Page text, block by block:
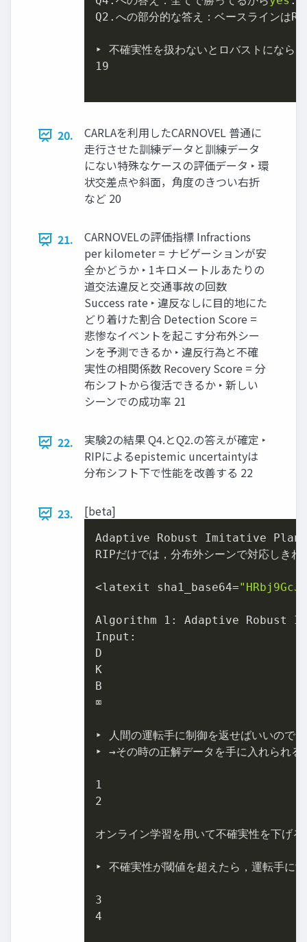
Q2.への部分的な答え：ベースラインは
‣ 不確実性を扱わないとロバストになら
19
20.
CARLAを利用したCARNOVEL 普通に
走行させた訓練データと訓練データ
にない特殊なケースの評価データ ‣ 環
状交差点や斜面，角度のきつい右折
など 20
21.
CARNOVELの評価指標 Infractions
per kilometer = ナビゲーションが安
全かどうか ‣ 1キロメートルあたりの
道交法違反と交通事故の回数
Success rate ‣ 違反なしに目的地にた
どり着けた割合 Detection Score =
悲惨なイベントを起こす分布外シー
ンを予測できるか ‣ 違反行為と不確
実性の相関係数 Recovery Score = 分
布シフトから復活できるか ‣ 新しい
シーンでの成功率 21
22.
実験2の結果 Q4.とQ2.の答えが確定 ‣
RIPによるepistemic uncertaintyは
分布シフト下で性能を改善する 22
23. [beta]
Adaptive Robust Imitative
RIPだけでは，分布外シーンで対応しきれ
<latexit sha1_base64=
Algorithm 1 : Adaptive Robust
Input:
D
K
B
⌧
‣ 人間の運転手に制御を返せばいいので
‣ →その時の正解データを手に入れられる
1
2
オンライン学習を用いて不確実性を下げ
‣ 不確実性が閾値を超えたら，運転手に
3
4